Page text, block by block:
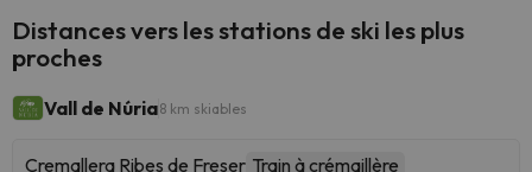
Distances vers les stations de ski les plus
proches
Vall de Núria8 km skiables
Cremallera Ribes de Freser Train à crémaillère